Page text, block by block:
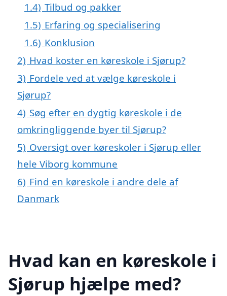
1.4) Tilbud og pakker
1.5) Erfaring og specialisering
1.6) Konklusion
2) Hvad koster en køreskole i Sjørup?
3) Fordele ved at vælge køreskole i
Sjørup?
4) Søg efter en dygtig køreskole i de
omkringliggende byer til Sjørup?
5) Oversigt over køreskoler i Sjørup eller
hele Viborg kommune
6) Find en køreskole i andre dele af
Danmark
Hvad kan en køreskole i
Sjørup hjælpe med?